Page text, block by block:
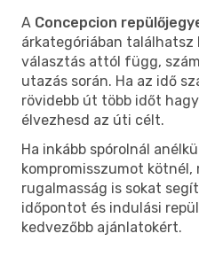
A Concepcion
árkategóriában találhatsz
választás attól függ,
utazás során. Ha az idő
rövidebb út több időt
élvezhesd az úti célt.
Ha inkább spórolnál
kompromisszumot kötnél,
rugalmasság is sokat
időpontot és indulási
kedvezőbb ajánlatokért.